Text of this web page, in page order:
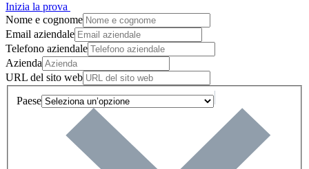
Inizia la prova
Nome e cognome
Email aziendale
Telefono aziendale
Azienda
URL del sito web
Paese